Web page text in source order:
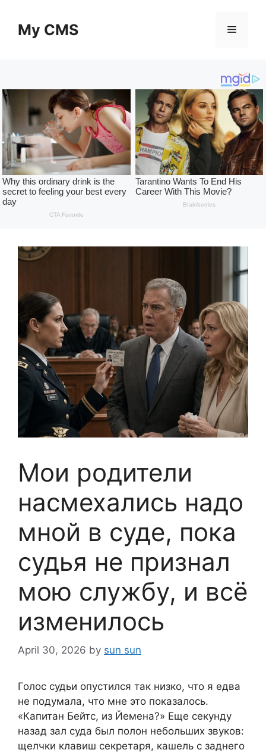
contentMy CMS Menu
Мои родители
насмехались надо
мной в суде, пока
судья не признал
мою службу, и всё
изменилось
April 30, 2026 by sun sun
Голос судьи опустился так низко, что я едва
не подумала, что мне это показалось.
«Капитан Бейтс, из Йемена?» Еще секунду
назад зал суда был полон небольших звуков:
щелчки клавиш секретаря, кашель с заднего